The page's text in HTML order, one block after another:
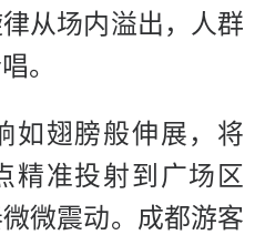
从场内溢出，人群
。
如翅膀般伸展，将
精准投射到广场区
微震动。成都游客